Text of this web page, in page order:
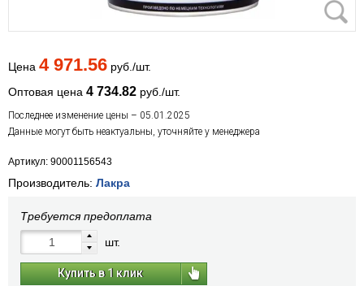
Цена 4 971.56 руб./шт.
Оптовая цена 4 734.82 руб./шт.
Последнее изменение цены – 05.01.2025
Данные могут быть неактуальны, уточняйте у менеджера
Артикул: 90001156543
Производитель: Лакра
Требуется предоплата
шт.
Купить в 1 клик